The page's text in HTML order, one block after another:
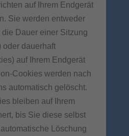
auf Ihrem Endgerät
Sie werden entweder
Dauer einer Sitzung
oder dauerhaft
auf Ihrem Endgerät
Cookies werden nach
automatisch gelöscht.
bleiben auf Ihrem
bis Sie diese selbst
Löschung